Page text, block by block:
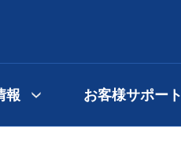
報 お客様サポート